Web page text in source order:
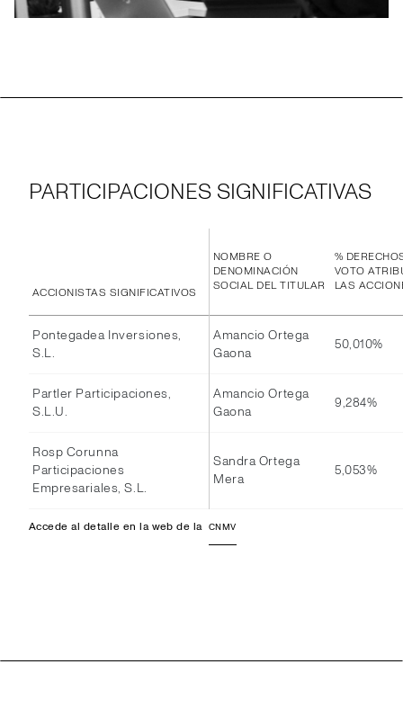
PARTICIPACIONES SIGNIFICATIVAS
ACCIONISTAS SIGNIFICATIVOS
NOMBRE O
DENOMINACIÓN
SOCIAL DEL TITULAR
%
VOTO
LAS
Pontegadea Inversiones,
S.L.
Amancio Ortega
Gaona
50,010%
Partler Participaciones,
S.L.U.
Amancio Ortega
Gaona
9,284%
Rosp Corunna
Participaciones
Empresariales, S.L.
Sandra Ortega
Mera
5,053%
Accede al detalle en la web de la CNMV